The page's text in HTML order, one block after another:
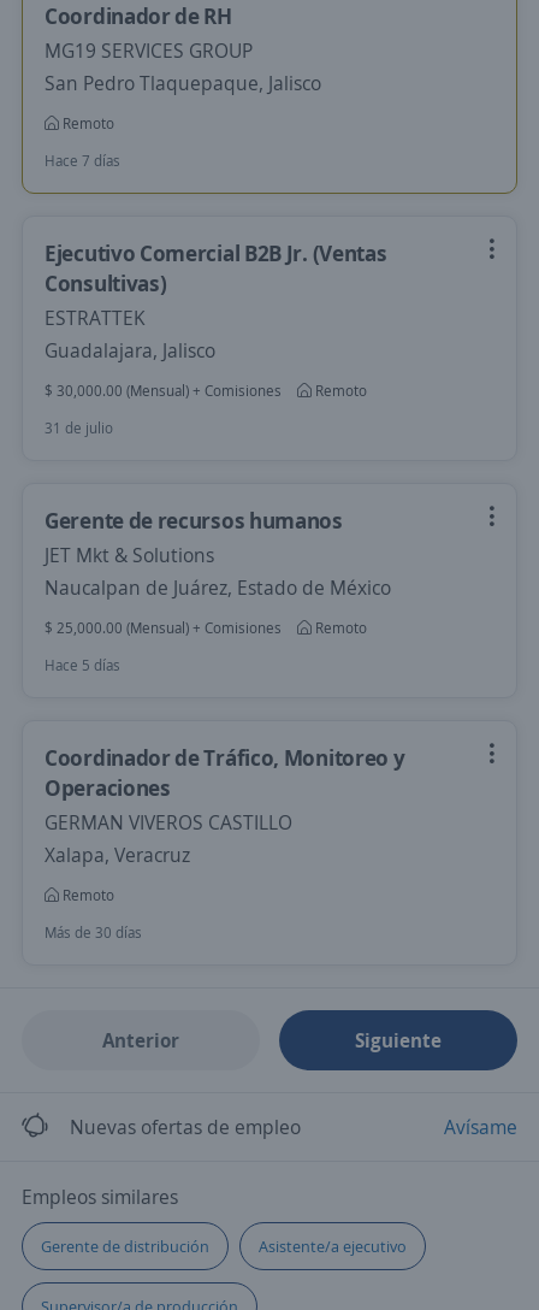
Coordinador de RH
MG19 SERVICES GROUP
San Pedro Tlaquepaque, Jalisco
Remoto
Hace 7 días
Ejecutivo Comercial B2B Jr. (Ventas
Consultivas)
ESTRATTEK
Guadalajara, Jalisco
$ 30,000.00 (Mensual) + Comisiones
Remoto
31 de julio
Gerente de recursos humanos
JET Mkt & Solutions
Naucalpan de Juárez, Estado de México
$ 25,000.00 (Mensual) + Comisiones
Remoto
Hace 5 días
Coordinador de Tráfico, Monitoreo y
Operaciones
GERMAN VIVEROS CASTILLO
Xalapa, Veracruz
Remoto
Más de 30 días
Anterior Siguiente
Nuevas ofertas de empleo Avísame
Empleos similares
Gerente de distribución Asistente/a ejecutivo